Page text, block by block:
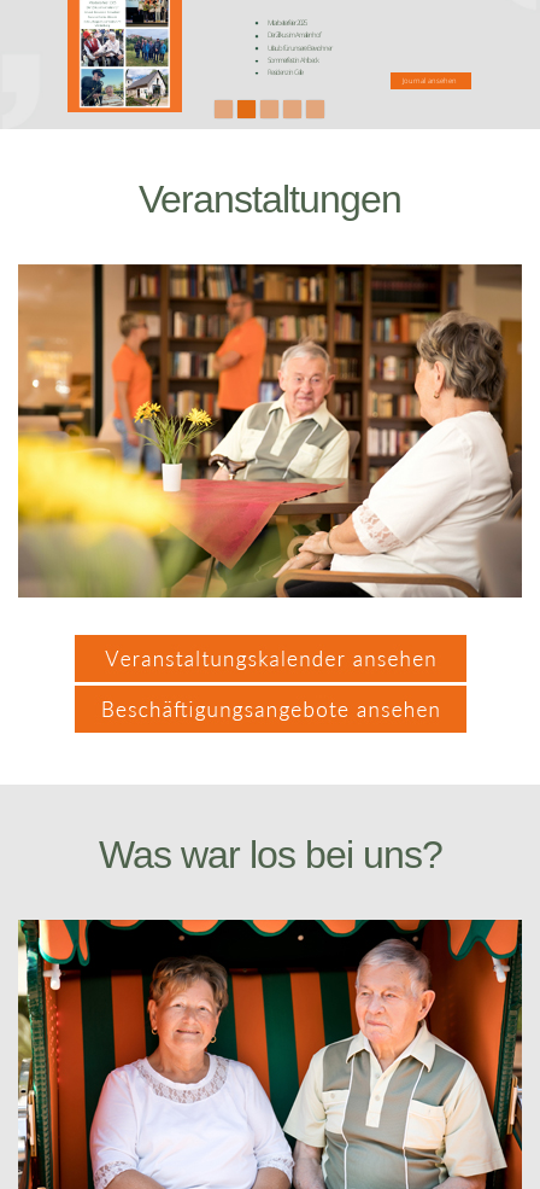
Mitarbeiterfeier 2025
Der Zirkus im Amalienhof
Urlaub für unsere Bewohner
Sommerfest in Ahlbeck
Residenz in Celle
Journal ansehen
Veranstaltungen
Was war los bei uns?